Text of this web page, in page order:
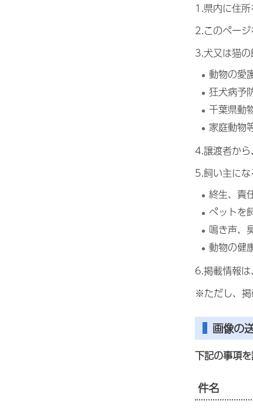
1.県内に住
2.このページ
3.犬又は猫の
動物の愛
狂犬病予
千葉県動
家庭動物
4.譲渡者から
5.飼い主に
終生、責
ペットを
鳴き声、
動物の健
6.掲載情報は、
※ただし、掲
画像の
下記の事項
件名